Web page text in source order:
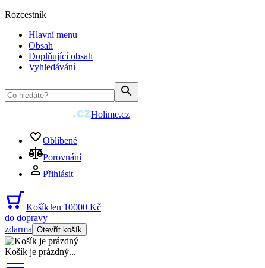
Rozcestník
Hlavní menu
Obsah
Doplňující obsah
Vyhledávání
Holime.cz
Oblíbené
Porovnání
Přihlásit
KošíkJen 10000 Kč
do dopravy
zdarma Otevřít košík
Košík je prázdný...